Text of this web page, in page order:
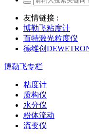
友情链接 :
博勒飞粘度计
百特激光粒度仪
德维创
博勒飞专栏
粘度计
质构仪
水分仪
粉体流动
流变仪